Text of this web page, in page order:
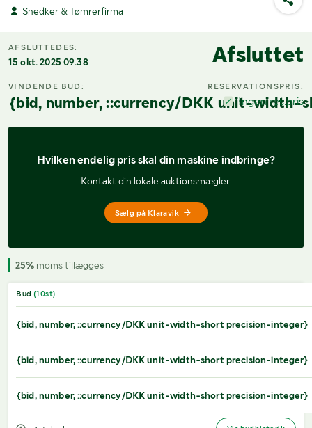
Snedker & Tømrerfirma
AFSLUTTEDES:
15 okt. 2025 09.38 Afsluttet
VINDENDE BUD:
{bid, number, ::currency/DKK unit-width-
RESERVATIONSPRIS:
Ingen res.pris
Hvilken endelig pris skal din maskine indbringe?
Kontakt din lokale auktionsmægler.
Sælg på Klaravik
25% moms tillægges
Bud (10st)
{bid, number, ::currency/DKK unit-width-short precision-integer}
{bid, number, ::currency/DKK unit-width-short precision-integer}
{bid, number, ::currency/DKK unit-width-short precision-integer}